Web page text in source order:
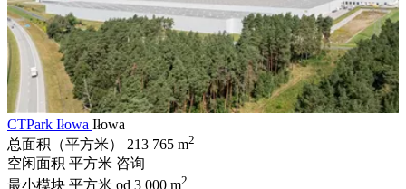
CTPark Iłowa Iłowa
总面积（平方米）
213 765 m2
空闲面积 平方米 咨询
最小模块 平方米 od 3 000 m2